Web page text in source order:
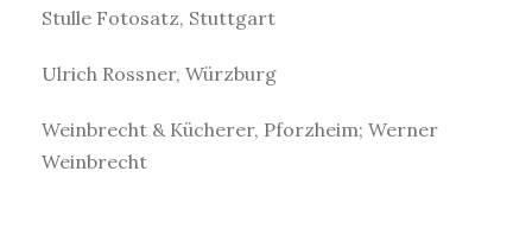
Stulle Fotosatz, Stuttgart
Ulrich Rossner, Würzburg
Weinbrecht & Kücherer, Pforzheim; Werner
Weinbrecht